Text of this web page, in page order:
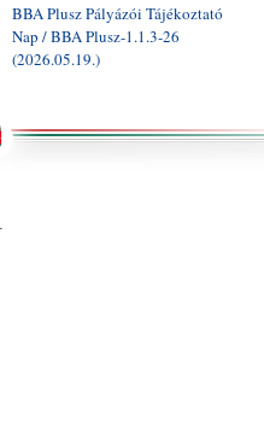
BBA Plusz Pályázói Tájékoztató
Nap / BBA Plusz-1.1.3-26
(2026.05.19.)